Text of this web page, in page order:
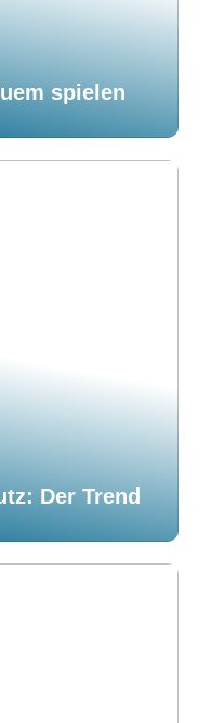
spielen
Der Trend